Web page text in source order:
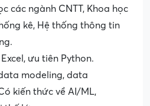
các ngành CNTT, Khoa học
kê, Hệ thống thông tin
ưu tiên Python.
modeling, data
kiến thức về AI/ML,